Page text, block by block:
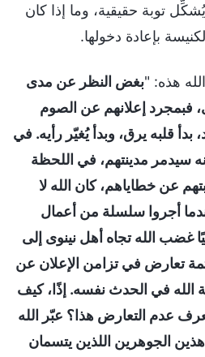
توبة حقيقية، وما إذا كان
بإعادة دخولها.
هذه: "بغض النظر عن مدى
فبمجرد إعلانهم عن الصوم
بدأ قلبه يرق، وبدأ يُغيّر رأيه. في
سيدمر مدينتهم، في اللحظة
عن خطاياهم، كان الله لا
أجروا سلسلة من أعمال
غضب الله تجاه أهل نينوى إلى
تعارض في تزامن الإعلان عن
الله في الحدث نفسه. إذًا، كيف
عدم التعارض هذا؟ عبّر الله
الجوهرين اللذين يتسمان